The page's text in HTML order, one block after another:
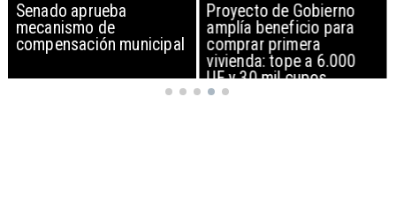
Senado aprueba
mecanismo de
compensación municipal
Proyecto de Gobierno
amplía beneficio para
comprar primera
vivienda: tope a 6.000
UF y 30 mil cupos